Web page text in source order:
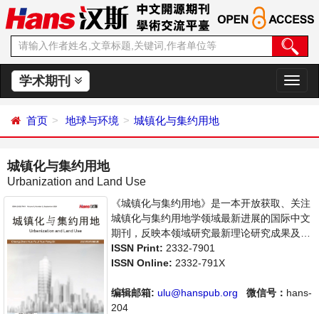
学术期刊
切
换
首页 地球与环境 城镇化与集约用地
城镇化与集约用地
Urbanization and Land Use
《城镇化与集约用地》是一本开放获取、关注
城镇化与集约用地学领域最新进展的国际中文
期刊，反映本领域研究最新理论研究成果及其
在管理和生产实践中的应用成果，主要刊登城
镇化与集约用地学方面的学术论文、成果报道
导科学，繁荣学术，集学术性、思想性、实践
性为一体，旨在给世界范围内的科学家、学
ISSN Print: 2332-7901
ISSN Online: 2332-791X
编辑邮箱: ulu@hanspub.org 微信号： hans-
204